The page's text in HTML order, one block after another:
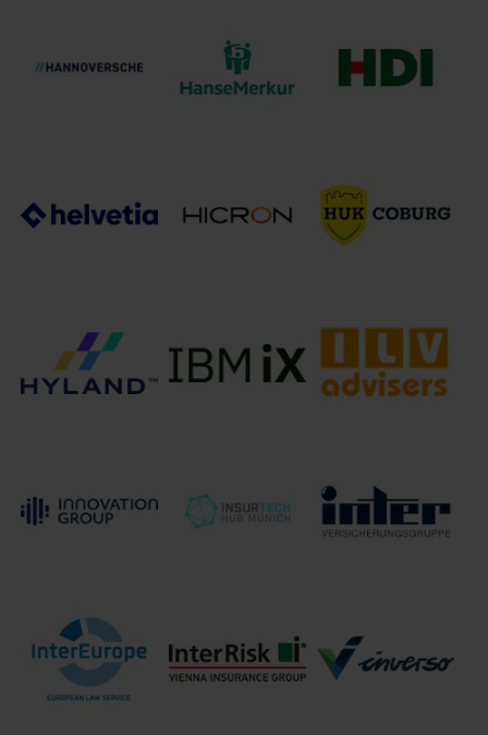
Versicherungen Haftpflichtkasse Hannover Rück
SE
Lebensversicherung
AG Versicherungsgruppe Versicherungen
Helvetia Schweizerische
Versicherungsgesellschaft
AG
Hicron
HUK-Coburg
Allgemeine
Versicherungs AG
Hyland IBM iX ILV Advisers e.K.
Innovation
Group GmbH
InsurTech Hub
Munich e.V. Versicherungsgruppe